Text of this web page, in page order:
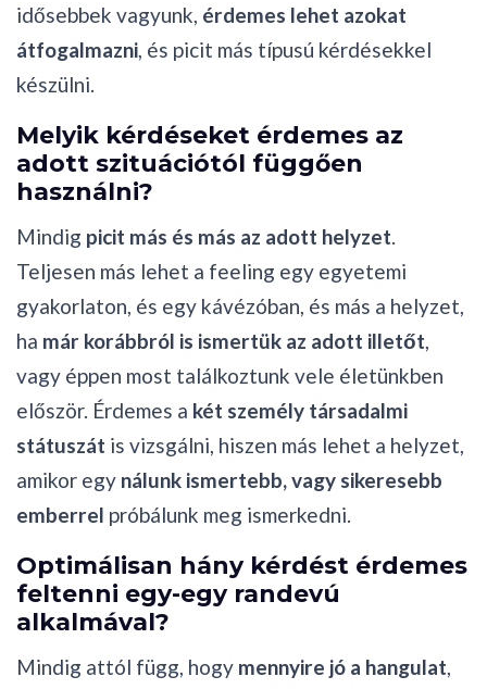
idősebbek vagyunk, érdemes lehet azokat
átfogalmazni , és picit más típusú kérdésekkel
készülni.
Melyik kérdéseket érdemes az
adott szituációtól függően
használni?
Mindig picit más és más az adott helyzet
Teljesen más lehet a feeling egy egyetemi
gyakorlaton, és egy kávézóban, és más a helyzet,
ha már korábbról is ismertük az adott illetőt
vagy éppen most találkoztunk vele életünkben
először. Érdemes a két személy társadalmi
státuszát is vizsgálni, hiszen más lehet a helyzet,
amikor egy nálunk ismertebb, vagy sikeresebb
emberrel próbálunk meg ismerkedni.
Optimálisan hány kérdést érdemes
feltenni egy-egy randevú
alkalmával?
Mindig attól függ, hogy mennyire jó a hangulat